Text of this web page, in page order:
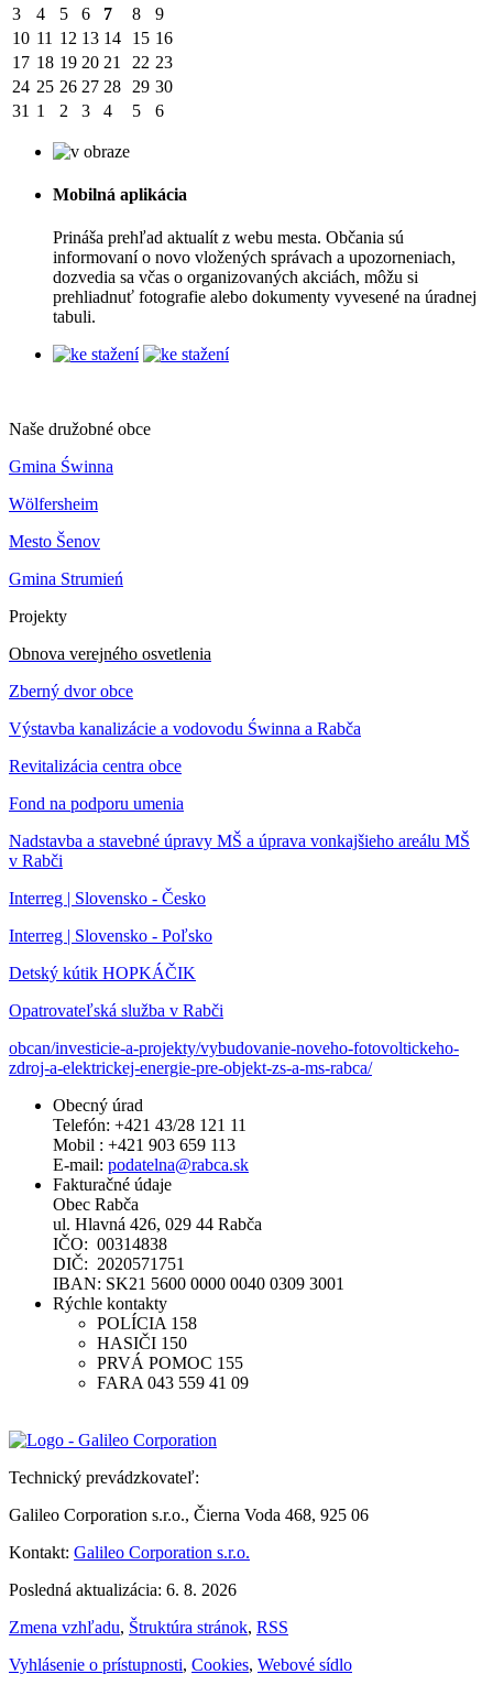
3
4 5 6 7 8
9
10 11 12 13 14 15 16
17 18 19 20 21 22 23
24 25 26 27 28 29 30
31 1 2 3 4 5 6
Mobilná aplikácia
Prináša prehľad aktualít z webu mesta. Občania sú
informovaní o novo vložených správach a upozorneniach,
dozvedia sa včas o organizovaných akciách, môžu si
prehliadnuť fotografie alebo dokumenty vyvesené na úradnej
tabuli.
Naše družobné obce
Gmina Świnna
Wölfersheim
Mesto Šenov
Gmina Strumień
Projekty
Obnova verejného osvetlenia
Zberný dvor obce
Výstavba kanalizácie a vodovodu Świnna a Rabča
Revitalizácia centra obce
Fond na podporu umenia
Nadstavba a stavebné úpravy MŠ a úprava vonkajšieho areálu MŠ
v Rabči
Interreg | Slovensko - Česko
Interreg | Slovensko - Poľsko
Detský kútik HOPKÁČIK
Opatrovateľská služba v Rabči
obcan/investicie-a-projekty/vybudovanie-noveho-fotovoltickeho-
zdroj-a-elektrickej-energie-pre-objekt-zs-a-ms-rabca/
Obecný úrad
Telefón: +421 43/28 121 11
Mobil : +421 903 659 113
E-mail: podatelna@rabca.sk
Fakturačné údaje
Obec Rabča
ul. Hlavná 426, 029 44 Rabča
IČO: 00314838
DIČ: 2020571751
IBAN: SK21 5600 0000 0040 0309 3001
Rýchle kontakty
POLÍCIA 158
HASIČI 150
PRVÁ POMOC 155
FARA 043 559 41 09
Technický prevádzkovateľ:
Galileo Corporation s.r.o., Čierna Voda 468, 925 06
Kontakt: Galileo Corporation s.r.o.
Posledná aktualizácia: 6. 8. 2026
Zmena vzhľadu, Štruktúra stránok, RSS
Vyhlásenie o prístupnosti, Cookies, Webové sídlo